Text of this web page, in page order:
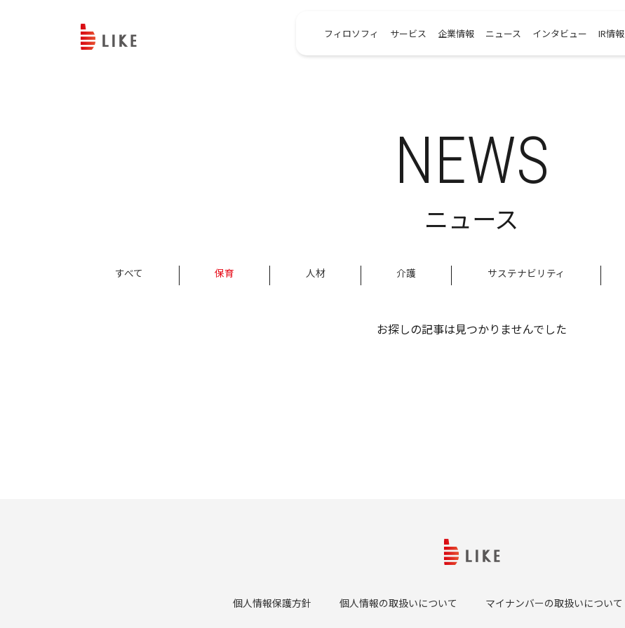
フィロソフィ サービス 企業情報 ニュース インタビュー IR情報
NEWS
ニュース
すべて 保育 人材 介護 サステナビリティ
お探しの記事は見つかりませんでした
個人情報保護方針 個人情報の取扱いについて マイナンバーの取扱いについて